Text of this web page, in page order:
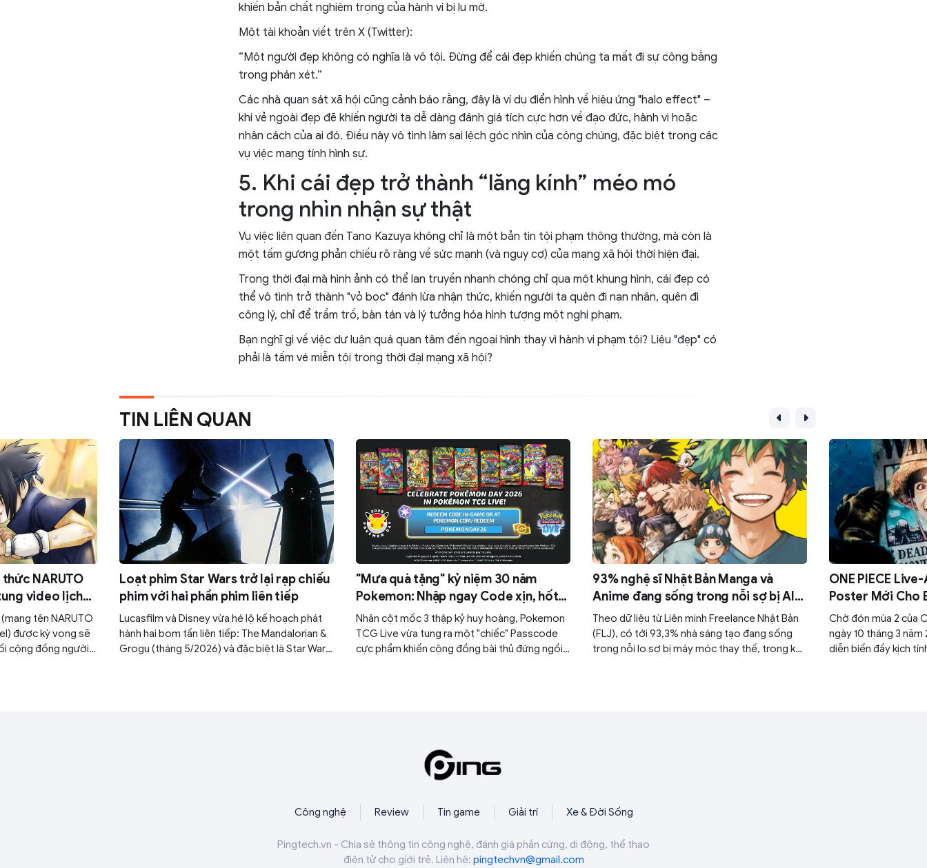
khiến bản chất nghiêm trọng của hành vi bị lu mờ.
Một tài khoản viết trên X (Twitter):
“Một người đẹp không có nghĩa là vô tội. Đừng để cái đẹp khiến chúng ta mất đi sự công bằng
trong phán xét.”
Các nhà quan sát xã hội cũng cảnh báo rằng, đây là ví dụ điển hình về hiệu ứng "halo effect" –
khi vẻ ngoài đẹp đẽ khiến người ta dễ dàng đánh giá tích cực hơn về đạo đức, hành vi hoặc
nhân cách của ai đó. Điều này vô tình làm sai lệch góc nhìn của công chúng, đặc biệt trong các
vụ việc mang tính hình sự.
5. Khi cái đẹp trở thành “lăng kính” méo mó
trong nhìn nhận sự thật
Vụ việc liên quan đến Tano Kazuya không chỉ là một bản tin tội phạm thông thường, mà còn là
một tấm gương phản chiếu rõ ràng về sức mạnh (và nguy cơ) của mạng xã hội thời hiện đại.
Trong thời đại mà hình ảnh có thể lan truyền nhanh chóng chỉ qua một khung hình, cái đẹp có
thể vô tình trở thành "vỏ bọc" đánh lừa nhận thức, khiến người ta quên đi nạn nhân, quên đi
công lý, chỉ để trầm trồ, bàn tán và lý tưởng hóa hình tượng một nghi phạm.
Bạn nghĩ gì về việc dư luận quá quan tâm đến ngoại hình thay vì hành vi phạm tội? Liệu "đẹp" có
phải là tấm vé miễn tội trong thời đại mạng xã hội?
TIN LIÊN QUAN
NARUTO
video lịch
tên NARUTO
được kỳ vọng sẽ
cộng đồng người
Loạt phim Star Wars trở lại rạp chiếu
phim với hai phần phim liên tiếp
Lucasfilm và Disney vừa hé lộ kế hoạch phát
hành hai bom tấn liên tiếp: The Mandalorian &
Grogu (tháng 5/2026) và đặc biệt là Star Wars:
"Mưa quà tặng" kỷ niệm 30 năm
Pokemon: Nhập ngay Code xịn, hốt
trọn 30 gói Mega Evolution miễn phí!
Nhân cột mốc 3 thập kỷ huy hoàng, Pokemon
TCG Live vừa tung ra một "chiếc" Passcode
cực phẩm khiến cộng đồng bài thủ đứng ngồi
93% nghệ sĩ Nhật Bản Manga và
Anime đang sống trong nỗi sợ bị AI
cướp mất sinh kế
Theo dữ liệu từ Liên minh Freelance Nhật Bản
(FLJ), có tới 93,3% nhà sáng tạo đang sống
trong nỗi lo sợ bị máy móc thay thế, trong khi
ONE PIECE
Poster Mới Cho
Chờ đón mùa 2 của
ngày 10 tháng 3
diễn biến đầy kịch
Công nghệ Review Tin game Giải trí Xe & Đời Sống
Pingtech.vn - Chia sẻ thông tin công nghệ, đánh giá phần cứng, di động, thể thao
điện tử cho giới trẻ. Liên hệ: pingtechvn@gmail.com